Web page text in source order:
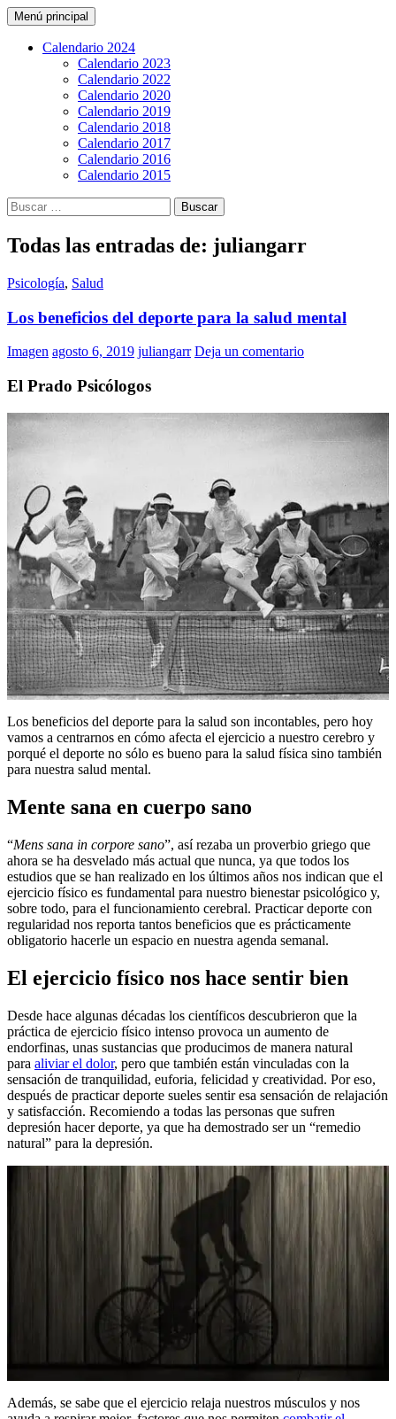
CarreraPro Venezuela
Buscar
Menú principal Saltar
al
contenido
Calendario 2024
Calendario 2023
Calendario 2022
Calendario 2020
Calendario 2019
Calendario 2018
Calendario 2017
Calendario 2016
Calendario 2015
Buscar:
Todas las entradas de: juliangarr
Psicología, Salud
Los beneficios del deporte para la salud mental
Imagen agosto 6, 2019 juliangarr Deja un comentario
El Prado Psicólogos
Los beneficios del deporte para la salud son incontables, pero hoy
vamos a centrarnos en cómo afecta el ejercicio a nuestro cerebro y
porqué el deporte no sólo es bueno para la salud física sino también
para nuestra salud mental.
Mente sana en cuerpo sano
“Mens sana in corpore sano”, así rezaba un proverbio griego que
ahora se ha desvelado más actual que nunca, ya que todos los
estudios que se han realizado en los últimos años nos indican que el
ejercicio físico es fundamental para nuestro bienestar psicológico y,
sobre todo, para el funcionamiento cerebral. Practicar deporte con
regularidad nos reporta tantos beneficios que es prácticamente
obligatorio hacerle un espacio en nuestra agenda semanal.
El ejercicio físico nos hace sentir bien
Desde hace algunas décadas los científicos descubrieron que la
práctica de ejercicio físico intenso provoca un aumento de
endorfinas, unas sustancias que producimos de manera natural
para aliviar el dolor, pero que también están vinculadas con la
sensación de tranquilidad, euforia, felicidad y creatividad. Por eso,
después de practicar deporte sueles sentir esa sensación de relajación
y satisfacción. Recomiendo a todas las personas que sufren
depresión hacer deporte, ya que ha demostrado ser un “remedio
natural” para la depresión.
Además, se sabe que el ejercicio relaja nuestros músculos y nos